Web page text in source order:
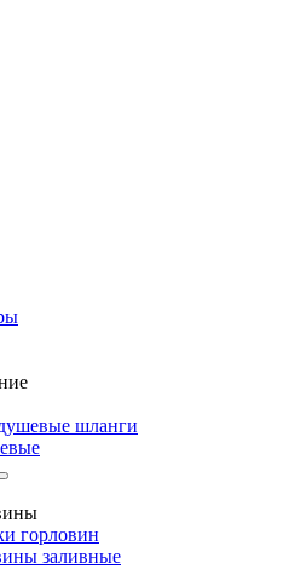
шланги
горловин
заливные